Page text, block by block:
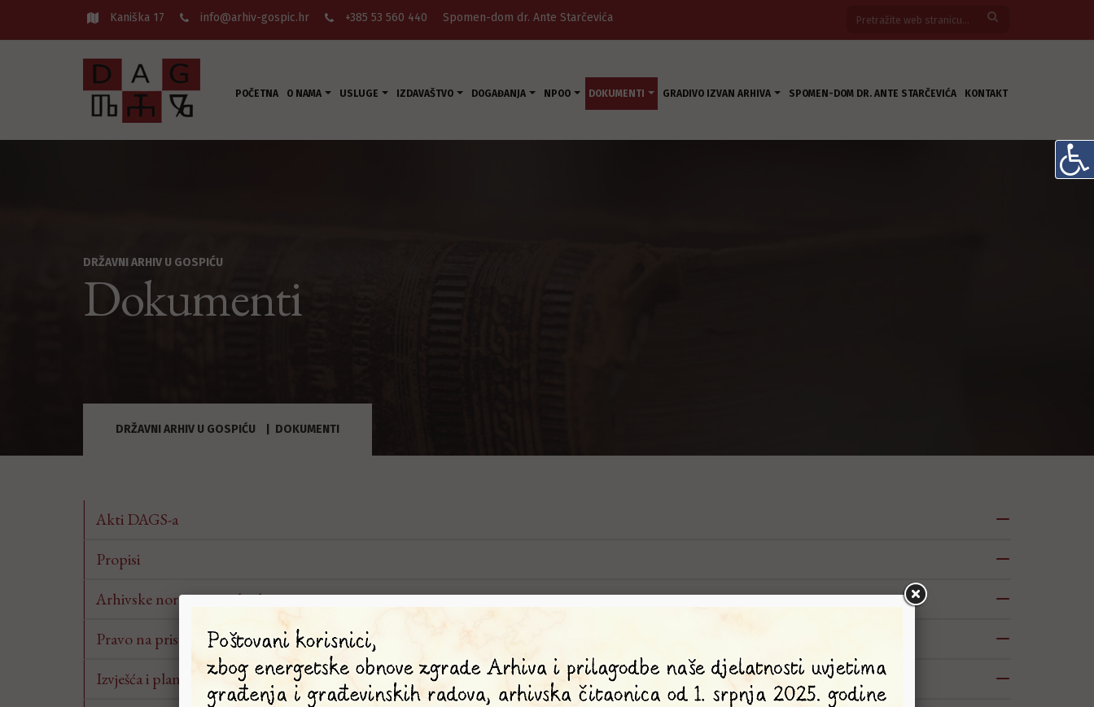
Kaniška 17 info@arhiv-gospic.hr +385 53 560 440 Spomen-dom dr. Ante Starčevića
POČETNA O NAMA USLUGE IZDAVAŠTVO DOGAĐANJA NPOO DOKUMENTI GRADIVO IZVAN ARHIVA SPOMEN-DOM DR. ANTE STARČEVIĆA KONTAKT
DRŽAVNI ARHIV U GOSPIĆU
Dokumenti
DRŽAVNI ARHIV U GOSPIĆU DOKUMENTI
Akti DAGS-a
Propisi
Arhivske norme i standardi
Pravo na pristup informacijama
Izvješća i planovi